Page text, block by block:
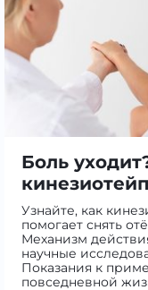
Боль
Узнайте, как
помогает снять
Механизм
научные
Показания к
повседневной